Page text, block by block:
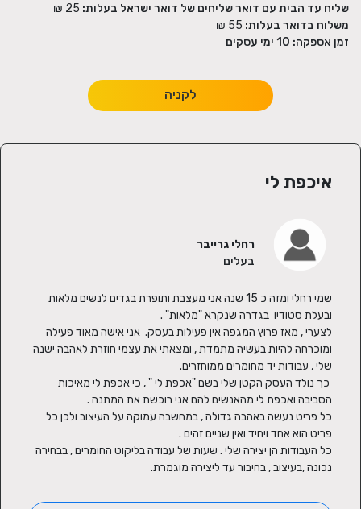
שליח עד הבית עם דואר שליחים של דואר ישראל בעלות:
משלוח בדואר בעלות:
זמן אספקה: 10 ימי עסקים
לקניה
נכונה ,בעיצוב , בחיבור עד ליצירה מוגמרת.
איכפת לי
רחלי גרייבר
בעלים